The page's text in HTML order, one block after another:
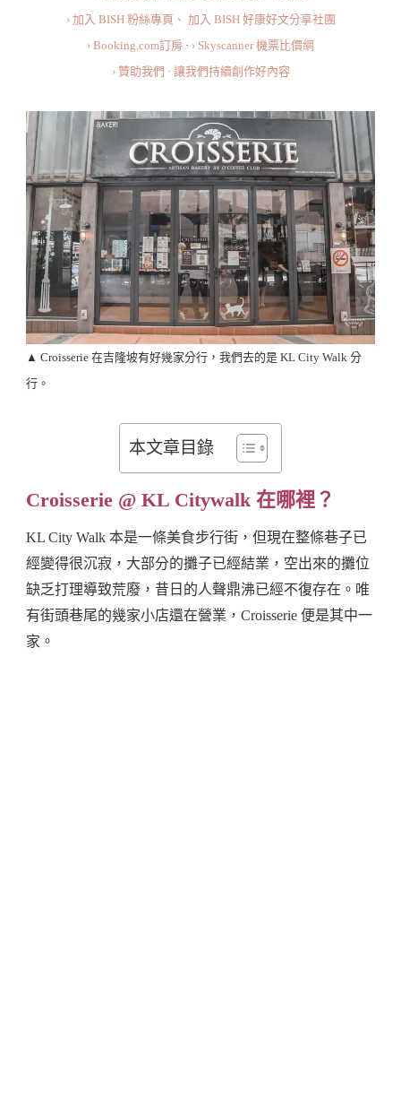
Croisserie
Artisan
Bakery,
Citywalk
› 加入 BISH 粉絲專頁、 加入 BISH 好康好文分享社團
› Booking.com訂房 · › Skyscanner 機票比價網
› 贊助我們 · 讓我們持續創作好內容
▲ Croisserie 在吉隆坡有好幾家分行，我們去的是 KL City Walk 分
行。
本文章目錄
Croisserie @ KL Citywalk 在哪裡？
KL City Walk 本是一條美食步行街，但現在整條巷子已
經變得很沉寂，大部分的攤子已經結業，空出來的攤位
缺乏打理導致荒廢，昔日的人聲鼎沸已經不復存在。唯
有街頭巷尾的幾家小店還在營業，Croisserie 便是其中一
家。